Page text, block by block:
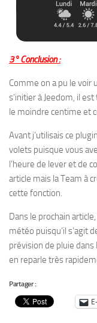
3° Conclusion :
Comme on a pu le voir
s’initier à Jeedom, il
le moindre centime et
Avant j’utilisais ce
volets puisque vous
l’heure de lever et de
article mais la Team à
cette fonction.
Dans le prochain
météo puisqu’il s’agit
prévision de pluie dans
en reparle très
Partager :